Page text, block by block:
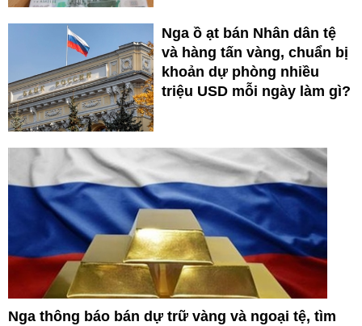
Nga ồ ạt bán Nhân dân tệ
và hàng tấn vàng, chuẩn bị
khoản dự phòng nhiều
triệu USD mỗi ngày làm gì?
Nga thông báo bán dự trữ vàng và ngoại tệ, tìm